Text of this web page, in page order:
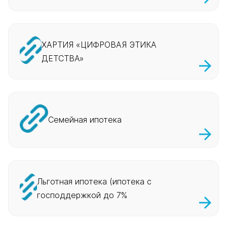
ХАРТИЯ «ЦИФРОВАЯ ЭТИКА
ДЕТСТВА»
Семейная ипотека
Льготная ипотека (ипотека с
господдержкой до 7%